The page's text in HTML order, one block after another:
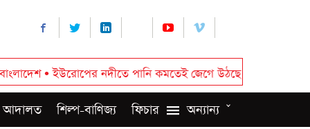
নদীতে পানি কমতেই জেগে উঠছে যুদ্ধের স্মৃতি•
শিল্প-বাণিজ্য ফিচার অন্যান্য